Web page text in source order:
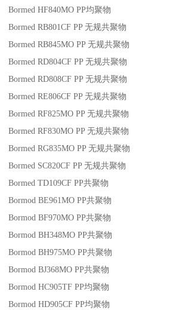
Bormed HF840MO PP均聚物
Bormed RB801CF PP无规共聚物
Bormed RB845MO PP无规共聚物
Bormed RD804CF PP无规共聚物
Bormed RD808CF PP无规共聚物
Bormed RE806CF PP无规共聚物
Bormed RF825MO PP无规共聚物
Bormed RF830MO PP无规共聚物
Bormed RG835MO PP无规共聚物
Bormed SC820CF PP无规共聚物
Bormed TD109CF PP共聚物
Bormod BE961MO PP共聚物
Bormod BF970MO PP共聚物
Bormod BH348MO PP共聚物
Bormod BH975MO PP共聚物
Bormod BJ368MO PP共聚物
Bormod HC905TF PP均聚物
Bormod HD905CF PP均聚物